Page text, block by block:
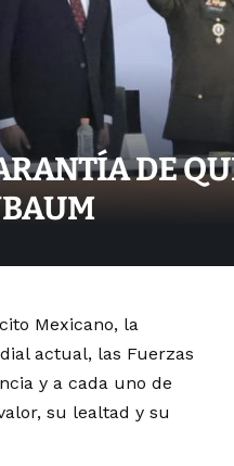
DE
Mexicano, la
actual, las Fuerzas
y a cada uno de
su lealtad y su